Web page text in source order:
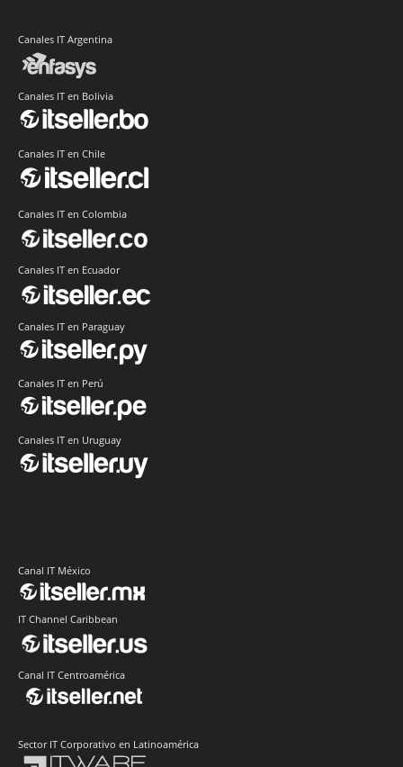
Canales IT Argentina
Canales IT en Bolivia
Canales IT en Chile
Canales IT en Colombia
Canales IT en Ecuador
Canales IT en Paraguay
Canales IT en Perú
Canales IT en Uruguay
Canal IT México
IT Channel Caribbean
Canal IT Centroamérica
Sector IT Corporativo en Latinoamérica